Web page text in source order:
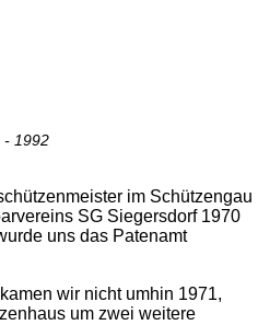
- 1992
im Schützengau
SG Siegersdorf 1970
uns das Patenamt
wir nicht umhin 1971,
um zwei weitere